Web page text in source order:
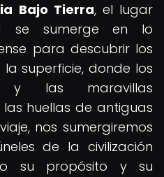
Bajo Tierra, el lugar
se sumerge en lo
para descubrir los
superficie, donde los
y las maravillas
huellas de antiguas
nos sumergiremos
de la civilización
su propósito y su